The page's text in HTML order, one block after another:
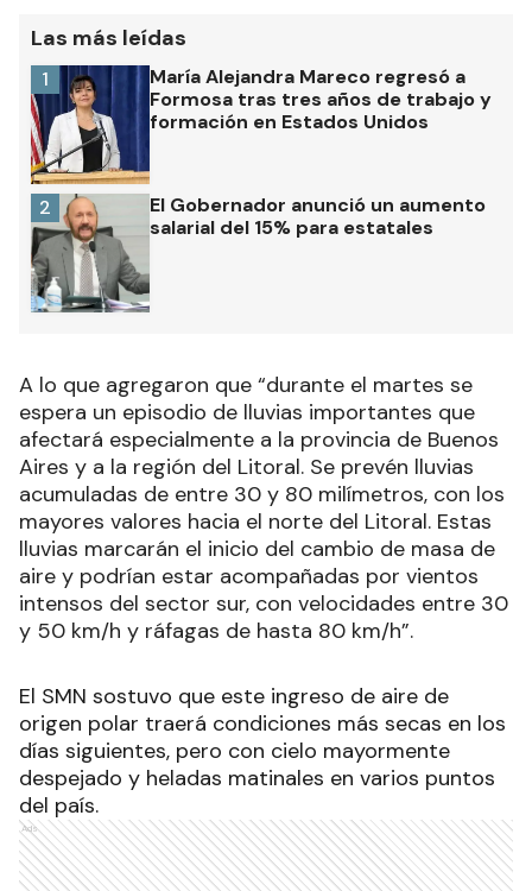
Las más leídas
María Alejandra Mareco regresó a
Formosa tras tres años de trabajo y
formación en Estados Unidos
1
El Gobernador anunció un aumento
salarial del 15% para estatales
2
A lo que agregaron que “durante el martes se
espera un episodio de lluvias importantes que
afectará especialmente a la provincia de Buenos
Aires y a la región del Litoral. Se prevén lluvias
acumuladas de entre 30 y 80 milímetros, con los
mayores valores hacia el norte del Litoral. Estas
lluvias marcarán el inicio del cambio de masa de
aire y podrían estar acompañadas por vientos
intensos del sector sur, con velocidades entre 30
y 50 km/h y ráfagas de hasta 80 km/h”.
El SMN sostuvo que este ingreso de aire de
origen polar traerá condiciones más secas en los
días siguientes, pero con cielo mayormente
despejado y heladas matinales en varios puntos
del país.
Ads